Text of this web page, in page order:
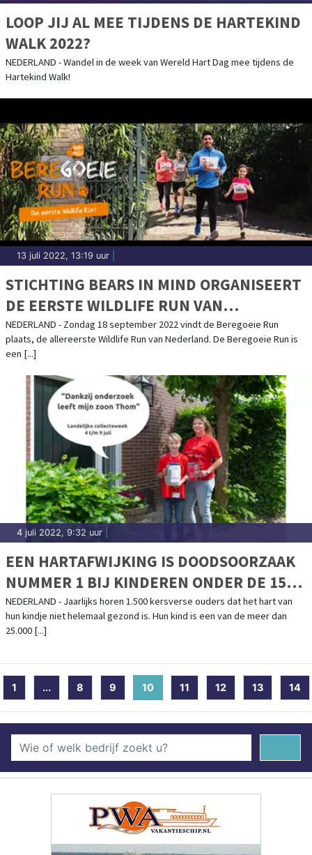
LOOP JIJ AL MEE TIJDENS DE HARTEKIND
WALK 2022?
NEDERLAND - Wandel in de week van Wereld Hart Dag mee tijdens de
Hartekind Walk!
13 juli 2022, 13:19 uur
STICHTING BEARS IN MIND ORGANISEERT
DE EERSTE WILDLIFE RUN VAN
NEDERLAND
NEDERLAND - Zondag 18 september 2022 vindt de Beregoeie Run
plaats, de allereerste Wildlife Run van Nederland. De Beregoeie Run is
een [...]
4 juli 2022, 9:32 uur
EEN HARTAFWIJKING IS DOODSOORZAAK
NUMMER 1 BIJ KINDEREN ONDER DE 15
JAAR. STRIJD MEE TIJDENS DE
LANDELIJKE COLLECTEWEEK VAN
NEDERLAND - Jaarlijks horen 1.500 kersverse ouders dat het hart van
hun kindje niet helemaal gezond is. Hun kind is een van de meer dan
25.000 [...]
1 ... 8 9 10 (current)
11 12 13 14